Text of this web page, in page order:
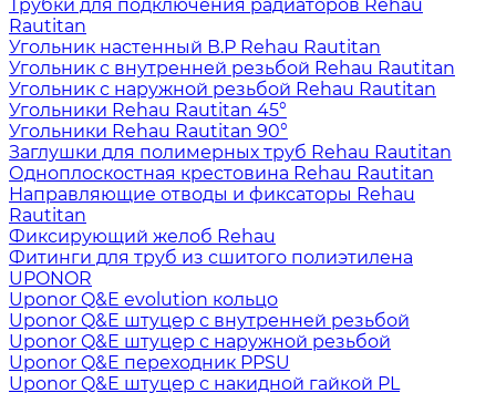
Трубки для подключения радиаторов Rehau
Rautitan
Угольник настенный В.Р Rehau Rautitan
Угольник с внутренней резьбой Rehau Rautitan
Угольник с наружной резьбой Rehau Rautitan
Угольники Rehau Rautitan 45°
Угольники Rehau Rautitan 90°
Заглушки для полимерных труб Rehau Rautitan
Одноплоскостная крестовина Rehau Rautitan
Направляющие отводы и фиксаторы Rehau
Rautitan
Фиксирующий желоб Rehau
Фитинги для труб из сшитого полиэтилена
UPONOR
Uponor Q&E evolution кольцо
Uponor Q&E штуцер с внутренней резьбой
Uponor Q&E штуцер с наружной резьбой
Uponor Q&E переходник PPSU
Uponor Q&E штуцер с накидной гайкой PL